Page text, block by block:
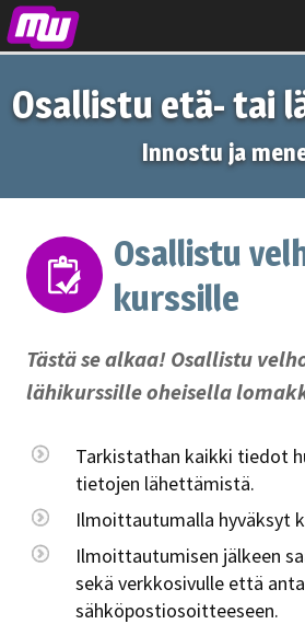
Osallistu etä- tai
Innostu ja
Osallistu
kurssille
Tästä se alkaa! Osallistu
lähikurssille oheisella
Tarkistathan kaikki tiedot
tietojen lähettämistä.
Ilmoittautumalla hyväksyt
Ilmoittautumisen jälkeen
sekä verkkosivulle että
sähköpostiosoitteeseen.